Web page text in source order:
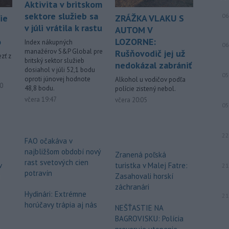
slovenských vojakov, ktorí zahynuli pri
plnení úloh v mierovej misii
Organizácie Spojených národov
UNPROFOR v bývalej Juhoslávii.
- Vo vodnej ploche Veľký
stredu popoludní utopil 53-ročný
pomoc v súvislosti so stovkami detí,
ktoré zostali v tejto exkláve po
minulotýždňovej migračnej vlne.
z
Aktivita v britskom
sektore služieb sa
v júli vrátila k rastu
Index nákupných
manažérov S&P Global pre
britský sektor služieb
dosiahol v júli 52,1 bodu
oproti júnovej hodnote
48,8 bodu.
včera 19:47
FAO očakáva v
najbližšom období nový
rast svetových cien
potravín
Hydinári: Extrémne
horúčavy trápia aj nás
ZRÁŽKA VLAKU S
AUTOM V
LOZORNE:
Rušňovodič jej už
nedokázal zabrániť
Alkohol u vodičov podľa
polície zistený nebol.
včera 20:05
Zranená poľská
turistka v Malej Fatre:
Zasahovali horskí
záchranári
NEŠŤASTIE NA
BAGROVISKU: Polícia